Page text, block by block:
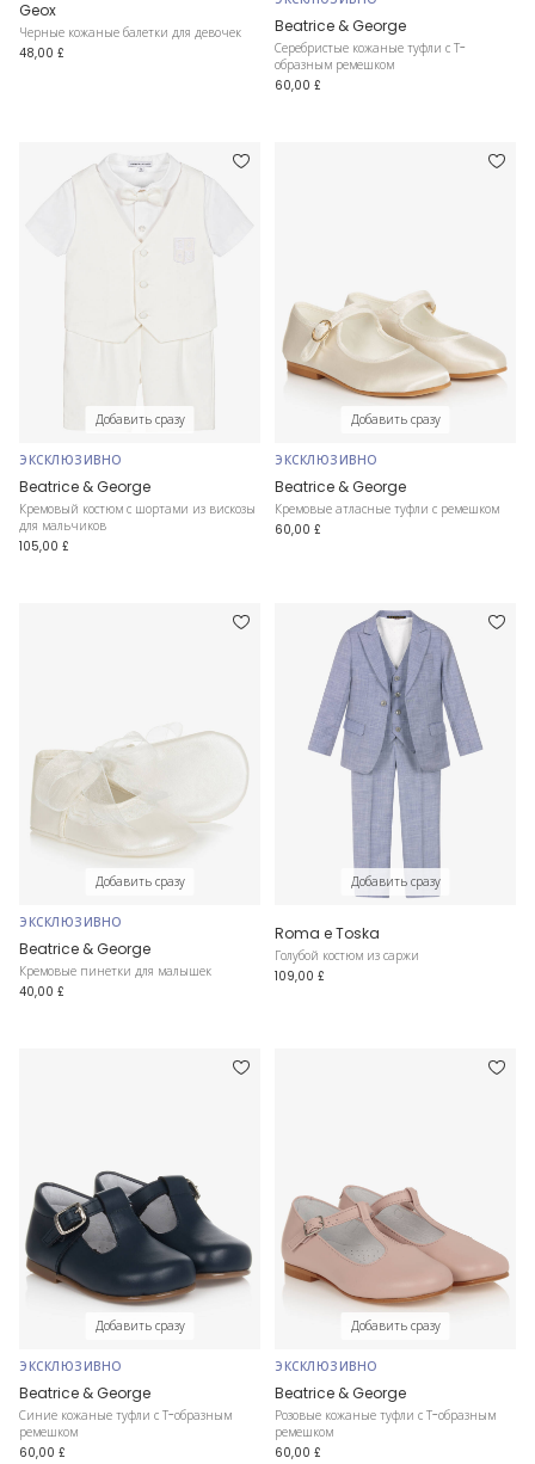
Geox
Черные кожаные балетки для девочек
48,00 £
Beatrice & George
Серебристые кожаные туфли с Т-
образным ремешком
60,00 £
Добавить сразу
ЭКСКЛЮЗИВНО
Beatrice & George
Кремовый костюм с шортами из вискозы
для мальчиков
105,00 £
Добавить сразу
ЭКСКЛЮЗИВНО
Beatrice & George
Кремовые атласные туфли с ремешком
60,00 £
Добавить сразу
ЭКСКЛЮЗИВНО
Beatrice & George
Кремовые пинетки для малышек
40,00 £
Добавить сразу
Roma e Toska
Голубой костюм из саржи
109,00 £
Добавить сразу
ЭКСКЛЮЗИВНО
Beatrice & George
Синие кожаные туфли с Т-образным
ремешком
60,00 £
Добавить сразу
ЭКСКЛЮЗИВНО
Beatrice & George
Розовые кожаные туфли с Т-образным
ремешком
60,00 £